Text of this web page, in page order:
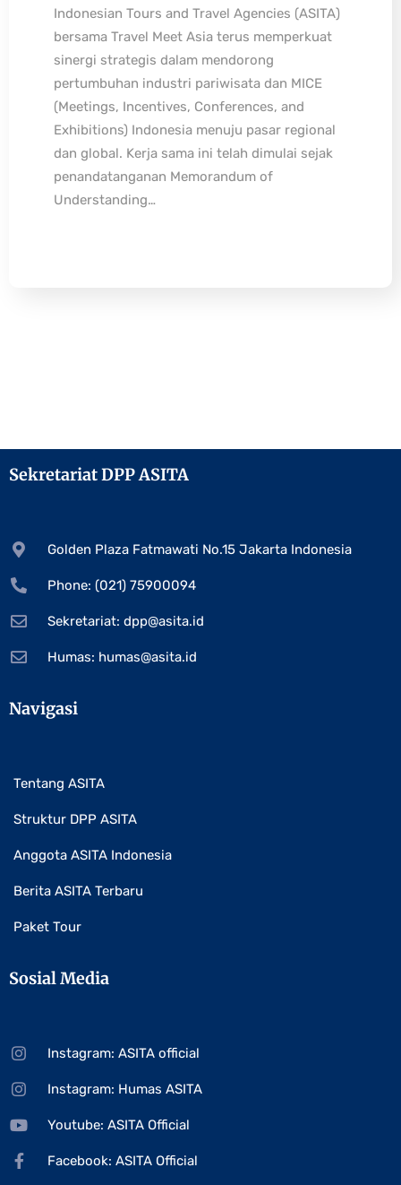
Indonesian Tours and Travel Agencies (ASITA)
bersama Travel Meet Asia terus memperkuat
sinergi strategis dalam mendorong
pertumbuhan industri pariwisata dan MICE
(Meetings, Incentives, Conferences, and
Exhibitions) Indonesia menuju pasar regional
dan global. Kerja sama ini telah dimulai sejak
penandatanganan Memorandum of
Understanding…
Sekretariat DPP ASITA
Golden Plaza Fatmawati No.15 Jakarta Indonesia
Phone: (021) 75900094
Sekretariat: dpp@asita.id
Humas: humas@asita.id
Navigasi
Tentang ASITA
Struktur DPP ASITA
Anggota ASITA Indonesia
Berita ASITA Terbaru
Paket Tour
Sosial Media
Instagram: ASITA official
Instagram: Humas ASITA
Youtube: ASITA Official
Facebook: ASITA Official